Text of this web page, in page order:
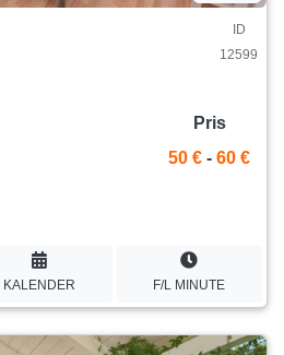
ID
12599
Pris
50 € - 60 €
KALENDER F/L MINUTE